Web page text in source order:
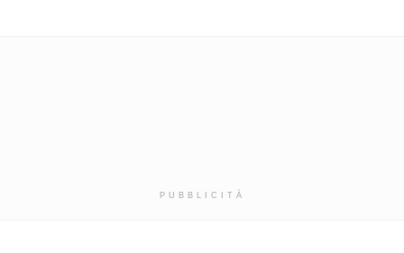
PUBBLICITÀ